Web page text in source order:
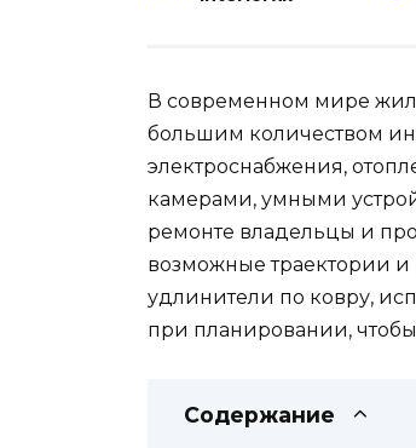
В современном мире
большим количеством
электроснабжения,
камерами, умными
ремонте владельцы и
возможные траектории
удлинители по ковру,
при планировании,
Содержание